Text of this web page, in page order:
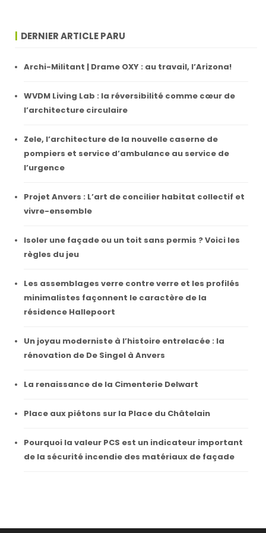
DERNIER ARTICLE PARU
Archi-Militant | Drame OXY : au travail, l’Arizona!
WVDM Living Lab : la réversibilité comme cœur de
l’architecture circulaire
Zele, l’architecture de la nouvelle caserne de
pompiers et service d’ambulance au service de
l’urgence
Projet Anvers : L’art de concilier habitat collectif et
vivre-ensemble
Isoler une façade ou un toit sans permis ? Voici les
règles du jeu
Les assemblages verre contre verre et les profilés
minimalistes façonnent le caractère de la
résidence Hallepoort
Un joyau moderniste à l’histoire entrelacée : la
rénovation de De Singel à Anvers
La renaissance de la Cimenterie Delwart
Place aux piétons sur la Place du Châtelain
Pourquoi la valeur PCS est un indicateur important
de la sécurité incendie des matériaux de façade